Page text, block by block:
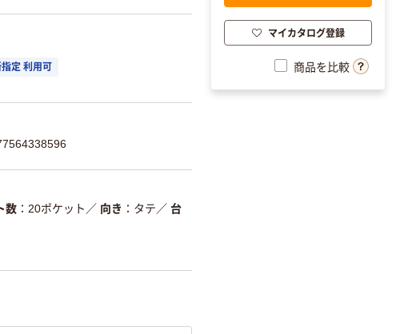
定 利用可
数 20ポケット ／ 向き タテ ／ 台
マイカタログ登録
商品を比較